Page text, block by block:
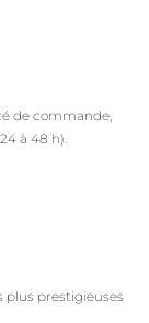
de commande,
à 48 h).
plus prestigieuses